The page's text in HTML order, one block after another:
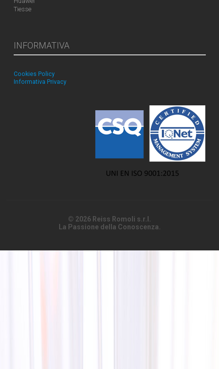
Tiesse
INFORMATIVA
Cookies Policy
Informativa Privacy
© 2026 Reiss Romoli s.r.l.
La Passione della Conoscenza.